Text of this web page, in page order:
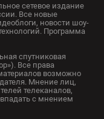
сетевое издание
Все новые
новости шоу-
Программа
спутниковая
Все права
возможно
Мнение лиц,
телеканалов,
с мнением